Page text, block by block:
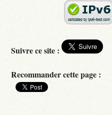
Suivre ce site :
Recommander cette page :